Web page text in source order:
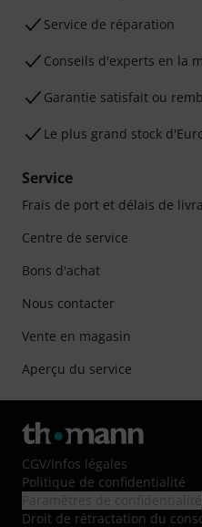
Service de réparation
Conseils d'experts en la
Garantie satisfait ou
Le plus grand stock
Service
Frais de port et délais de
Centre de service
Bons d'achat
Nous contacter
Vente en magasin
Aperçu du service
CGV/Infos légales
Politique de confidentialité
Droit de rétractation du